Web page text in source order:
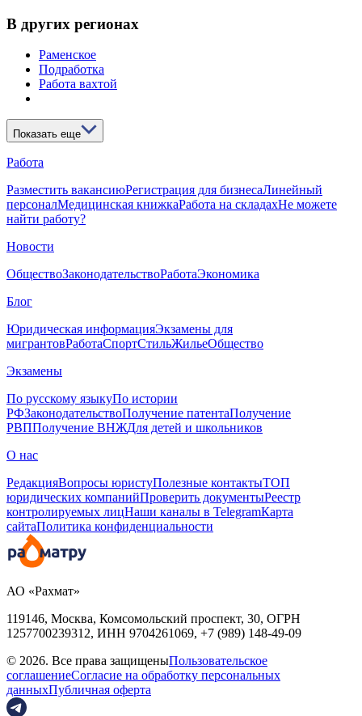
В других регионах
Раменское
Подработка
Работа вахтой
Показать еще
Работа
Разместить вакансиюРегистрация для бизнесаЛинейный
персоналМедицинская книжкаРабота на складахНе можете
найти работу?
Новости
ОбществоЗаконодательствоРаботаЭкономика
Блог
Юридическая информацияЭкзамены для
мигрантовРаботаСпортСтильЖильеОбщество
Экзамены
По русскому языкуПо истории
РФЗаконодательствоПолучение патентаПолучение
РВППолучение ВНЖДля детей и школьников
О нас
РедакцияВопросы юристуПолезные контактыТОП
юридических компанийПроверить документыРеестр
контролируемых лицНаши каналы в TelegramКарта
сайтаПолитика конфиденциальности
АО «Рахмат»
119146, Москва, Комсомольский проспект, 30, ОГРН
1257700239312, ИНН 9704261069, +7 (989) 148-49-09
© 2026. Все права защищеныПользовательское
соглашениеСогласие на обработку персональных
данныхПубличная оферта